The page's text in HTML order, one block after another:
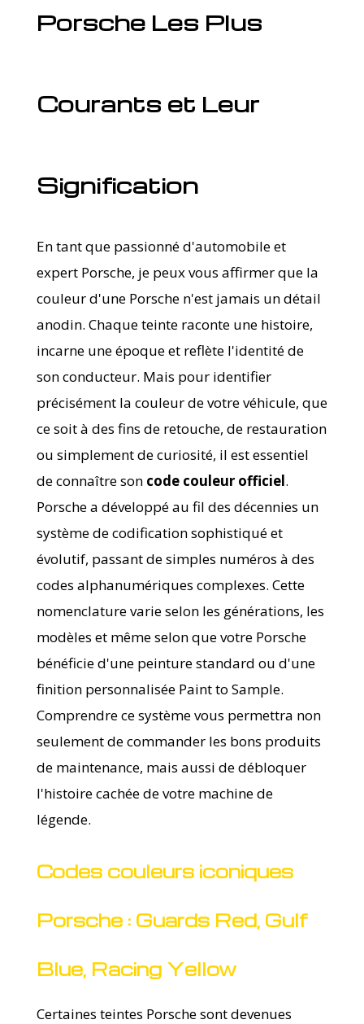
Porsche Les Plus
Courants et Leur
Signification
En tant que passionné d'automobile et
expert Porsche, je peux vous affirmer que la
couleur d'une Porsche n'est jamais un détail
anodin. Chaque teinte raconte une histoire,
incarne une époque et reflète l'identité de
son conducteur. Mais pour identifier
précisément la couleur de votre véhicule, que
ce soit à des fins de retouche, de restauration
ou simplement de curiosité, il est essentiel
de connaître son code couleur officiel.
Porsche a développé au fil des décennies un
système de codification sophistiqué et
évolutif, passant de simples numéros à des
codes alphanumériques complexes. Cette
nomenclature varie selon les générations, les
modèles et même selon que votre Porsche
bénéficie d'une peinture standard ou d'une
finition personnalisée Paint to Sample.
Comprendre ce système vous permettra non
seulement de commander les bons produits
de maintenance, mais aussi de débloquer
l'histoire cachée de votre machine de
légende.
Codes couleurs iconiques
Porsche : Guards Red, Gulf
Blue, Racing Yellow
Certaines teintes Porsche sont devenues